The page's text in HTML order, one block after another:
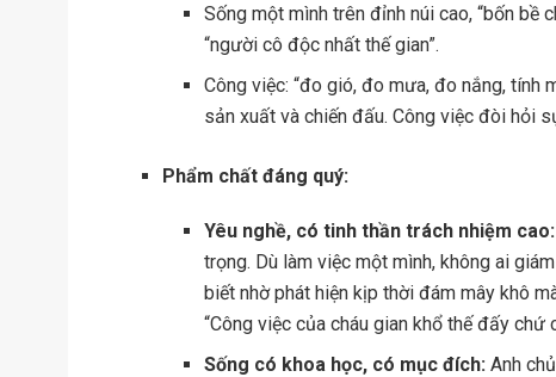
Sống một mình trên đỉnh núi cao, “bốn bề
“người cô độc nhất thế gian”.
Công việc: “đo gió, đo mưa, đo nắng,
sản xuất và chiến đấu. Công việc đòi hỏi
Phẩm chất đáng quý:
Yêu nghề, có tinh thần trách nhiệm cao:
trọng. Dù làm việc một mình, không ai
biết nhờ phát hiện kịp thời đám mây khô
“Công việc của cháu gian khổ thế đấy chứ
Sống có khoa học, có mục đích: Anh